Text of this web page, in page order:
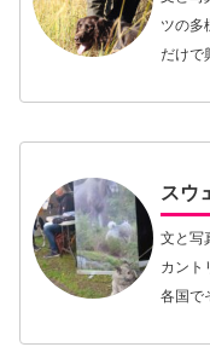
ツの多
だけで
てゆき
スウ
文と写
カント
各国で